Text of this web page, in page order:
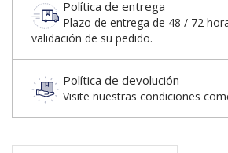
Política de entrega
Plazo de entrega de 48 / 72
validación de su pedido.
Política de devolución
Visite nuestras condiciones